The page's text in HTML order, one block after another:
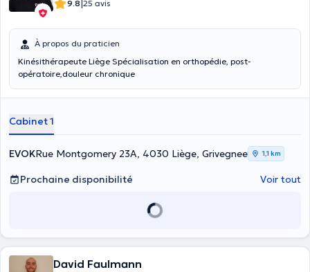
9.8|25 avis
À propos du praticien
Kinésithérapeute Liège Spécialisation en orthopédie, post-
opératoire,douleur chronique
Cabinet 1
EVOKRue Montgomery 23A, 4030 Liège, Grivegnee 1,1 km
Prochaine disponibilité Voir tout
David Faulmann